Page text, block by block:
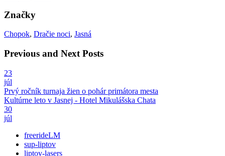
Značky
Chopok, Dračie noci, Jasná
Previous and Next Posts
23
júl
Prvý ročník turnaja žien o pohár primátora mesta
Kultúrne leto v Jasnej - Hotel Mikulášska Chata
30
júl
freerideLM
sup-liptov
liptov-lasers